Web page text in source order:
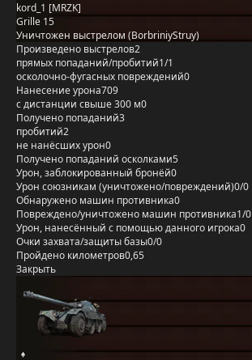
kord_1 [MRZK]
Grille 15
Уничтожен выстрелом (BorbriniyStruy)
Произведено выстрелов2
прямых попаданий/пробитий1/1
осколочно-фугасных повреждений0
Нанесение урона709
с дистанции свыше 300 м0
Получено попаданий3
пробитий2
не нанёсших урон0
Получено попаданий осколками5
Урон, заблокированный бронёй0
Урон союзникам (уничтожено/повреждений)0/0
Обнаружено машин противника0
Повреждено/уничтожено машин противника1/0
Урон, нанесённый с помощью данного игрока0
Очки захвата/защиты базы0/0
Пройдено километров0,65
Закрыть